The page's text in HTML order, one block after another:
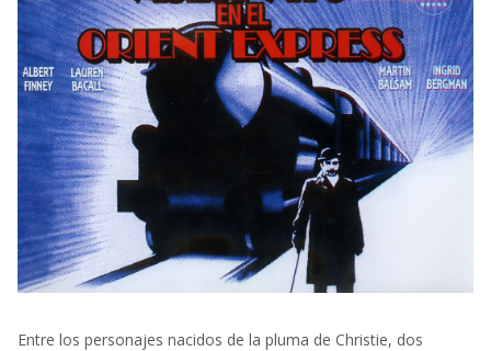
Entre los personajes nacidos de la pluma de Christie, dos